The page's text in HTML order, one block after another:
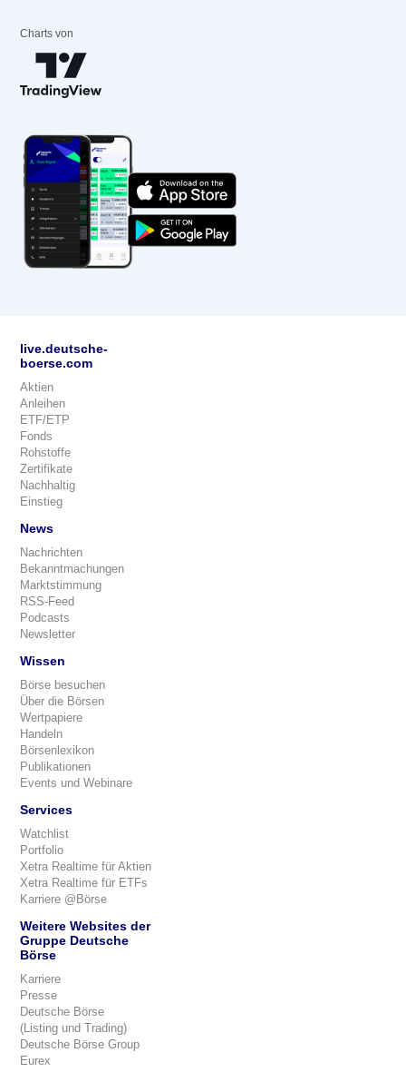
Charts von
live.deutsche-
boerse.com
Aktien
Anleihen
ETF/ETP
Fonds
Rohstoffe
Zertifikate
Nachhaltig
Einstieg
News
Nachrichten
Bekanntmachungen
Marktstimmung
RSS-Feed
Podcasts
Newsletter
Wissen
Börse besuchen
Über die Börsen
Wertpapiere
Handeln
Börsenlexikon
Publikationen
Events und Webinare
Services
Watchlist
Portfolio
Xetra Realtime für Aktien
Xetra Realtime für ETFs
Karriere @Börse
Weitere Websites der
Gruppe Deutsche
Börse
Karriere
Presse
Deutsche Börse
(Listing und Trading)
Deutsche Börse Group
Eurex